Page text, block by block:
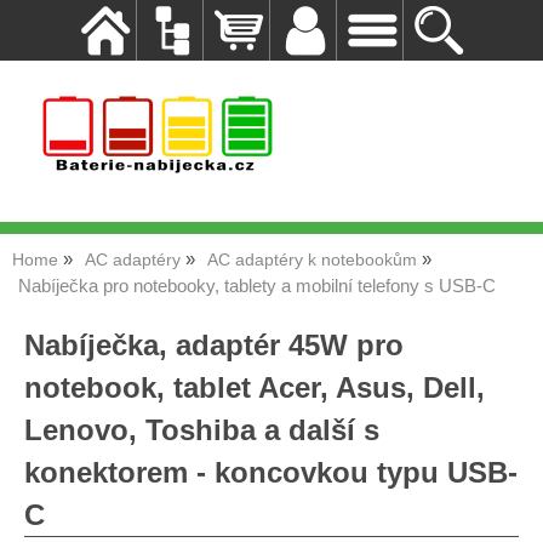
Home AC adaptéry AC adaptéry k notebookům
Nabíječka pro notebooky, tablety a mobilní telefony s USB-C
Nabíječka, adaptér 45W pro
notebook, tablet Acer, Asus, Dell,
Lenovo, Toshiba a další s
konektorem - koncovkou typu USB-
C